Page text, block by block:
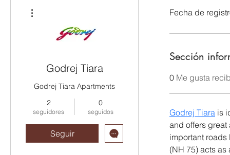
Fecha de
Sección
0 Me gusta
Godrej Tiara is
and offers
important roads
(NH 75) acts as
Godrej Tiara
Godrej Tiara Apartments
2
seguidores
0
seguidos
Seguir